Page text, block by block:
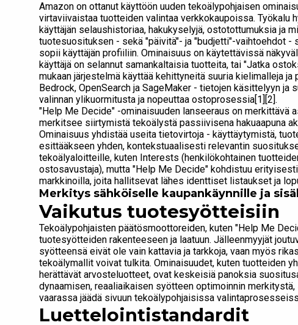
Amazon on ottanut käyttöön uuden tekoälypohjaisen
virtaviivaistaa tuotteiden valintaa verkkokaupoissa. Työkalu
käyttäjän selaushistoriaa, hakukyselyjä, ostotottumuksia ja
tuotesuosituksen - sekä "päivitä"- ja "budjetti"-vaihtoehdot
sopii käyttäjän profiiliin. Ominaisuus on käytettävissä
käyttäjä on selannut samankaltaisia ​​tuotteita, tai "Jatka
mukaan järjestelmä käyttää kehittyneitä suuria kielimalleja
Bedrock, OpenSearch ja SageMaker - tietojen käsittelyyn ja
valinnan ylikuormitusta ja nopeuttaa ostoprosessia[1][2].
"Help Me Decide" -ominaisuuden lanseeraus on merkittävä
merkitsee siirtymistä tekoälystä passiivisena hakuaapuna
Ominaisuus yhdistää useita tietovirtoja - käyttäytymistä,
esittääkseen yhden, kontekstuaalisesti relevantin
tekoälyaloitteille, kuten Interests (henkilökohtainen
ostosavustaja), mutta "Help Me Decide" kohdistuu
markkinoilla, joita hallitsevat lähes identtiset listaukset ja
Merkitys sähköiselle kaupankäynnille ja
Vaikutus tuotesyötteisiin
Tekoälypohjaisten päätösmoottoreiden, kuten "Help Me
tuotesyötteiden rakenteeseen ja laatuun. Jälleenmyyjät
syötteensä eivät ole vain kattavia ja tarkkoja, vaan myös
tekoälymallit voivat tulkita. Ominaisuudet, kuten tuotteiden
herättävät arvosteluotteet, ovat keskeisiä panoksia
dynaamisen, reaaliaikaisen syötteen optimoinnin
vaarassa jäädä sivuun tekoälypohjaisissa
Luettelointistandardit